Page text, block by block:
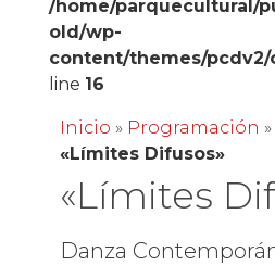
/home/parquecultural/
old/wp-
content/themes/
line 16
Inicio » Programación »
«Límites Difusos»
«Límites
Danza